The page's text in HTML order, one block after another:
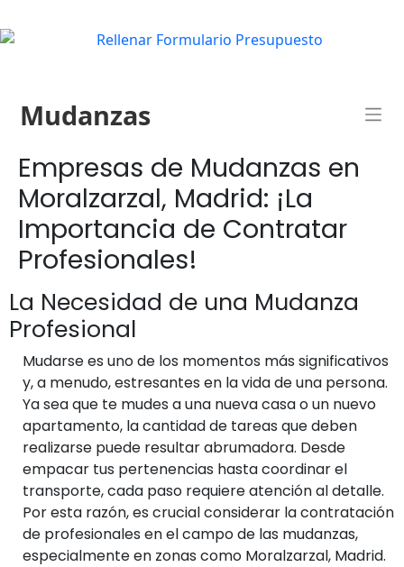
Mudanzas
Empresas de Mudanzas en
Moralzarzal, Madrid: ¡La
Importancia de Contratar
Profesionales!
La Necesidad de una Mudanza
Profesional
Mudarse es uno de los momentos más significativos
y, a menudo, estresantes en la vida de una persona.
Ya sea que te mudes a una nueva casa o un nuevo
apartamento, la cantidad de tareas que deben
realizarse puede resultar abrumadora. Desde
empacar tus pertenencias hasta coordinar el
transporte, cada paso requiere atención al detalle.
Por esta razón, es crucial considerar la contratación
de profesionales en el campo de las mudanzas,
especialmente en zonas como Moralzarzal, Madrid.